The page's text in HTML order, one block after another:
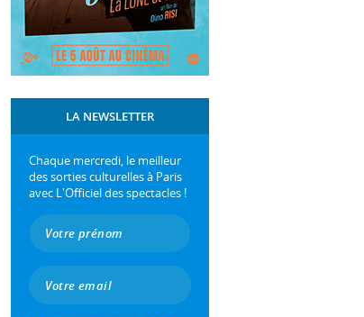
LA NEWSLETTER
Chaque mercredi, le meilleur
des sorties culturelles à Paris
avec L'Officiel des spectacles !